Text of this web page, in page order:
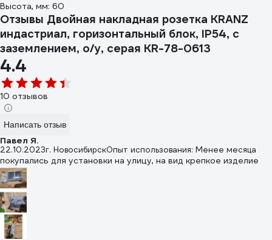
Высота, мм: 60
Отзывы Двойная накладная розетка KRANZ
индастриал, горизонтальный блок, IP54, с
заземлением, о/у, серая KR-78-0613
4.4
10 отзывов
Написать отзыв
Павел Я.
22.10.2023г. НовосибирскОпыт использования: Менее месяца
покупались для установки на улицу, на вид крепкое изделие